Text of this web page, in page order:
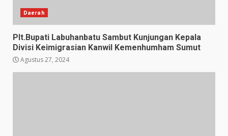
Daerah
Plt.Bupati Labuhanbatu Sambut Kunjungan Kepala
Divisi Keimigrasian Kanwil Kemenhumham Sumut
Agustus 27, 2024